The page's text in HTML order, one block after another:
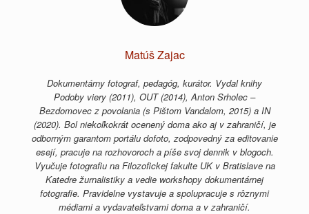
Matúš Zajac
Dokumentárny fotograf, pedagóg, kurátor. Vydal knihy
Podoby viery (2011), OUT (2014), Anton Srholec –
Bezdomovec z povolania (s Pištom Vandalom, 2015) a IN
(2020). Bol niekoľkokrát ocenený doma ako aj v zahraničí, je
odborným garantom portálu dofoto, zodpovedný za editovanie
esejí, pracuje na rozhovoroch a píše svoj dennik v blogoch.
Vyučuje fotografiu na Filozofickej fakulte UK v Bratislave na
Katedre žurnalistiky a vedie workshopy dokumentárnej
fotografie. Pravidelne vystavuje a spolupracuje s rôznymi
médiami a vydavateľstvami doma a v zahraničí.